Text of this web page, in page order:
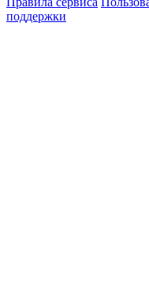
поддержки